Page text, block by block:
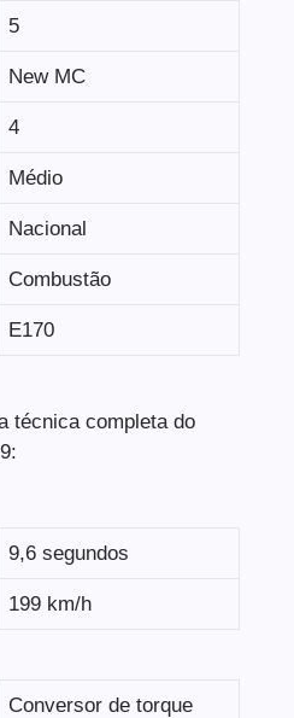
5
New MC
4
Médio
Nacional
Combustão
E170
técnica completa do
9,6 segundos
199 km/h
Conversor de torque